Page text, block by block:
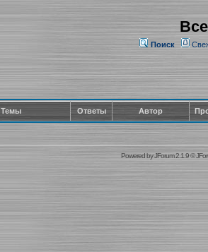
Поиск
Темы Ответы Автор
Powered byJForum 2.1.9©